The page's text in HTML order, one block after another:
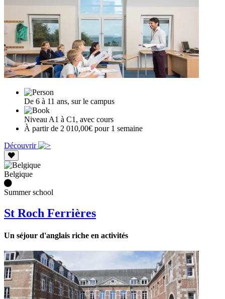
De 6 à 11 ans, sur le campus
Niveau A1 à C1, avec cours
À partir de 2 010,00€ pour 1 semaine
Découvrir
Belgique
Summer school
St Roch Ferrières
Un séjour d'anglais riche en activités